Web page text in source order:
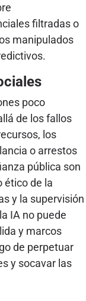
filtradas o
manipulados
poco
de los fallos
los
o arrestos
pública son
ético de la
y la supervisión
IA no puede
y marcos
de perpetuar
y socavar las